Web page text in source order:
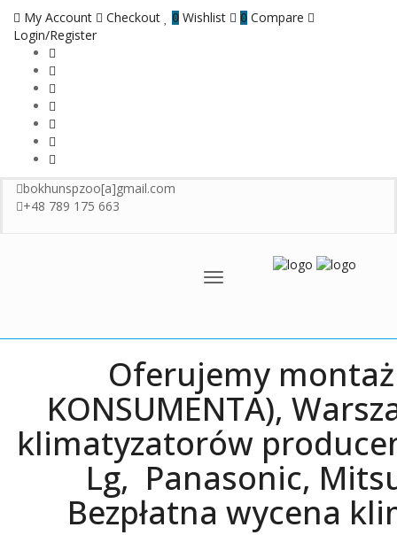
My Account
Checkout 0 Wishlist 0 Compare
Login/Register
bokhunspzoo[a]gmail.com
+48 789 175 663
Menu
Oferujemy
KONSUMENTA),
klimatyzatorów
Lg, Panasonic,
Bezpłatna wycena